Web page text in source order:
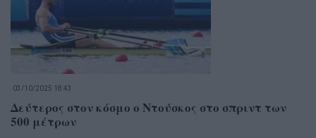
03/10/2025 18:43
Δεύτερος στον κόσμο ο Ντούσκος στο σπριντ των
500 μέτρων